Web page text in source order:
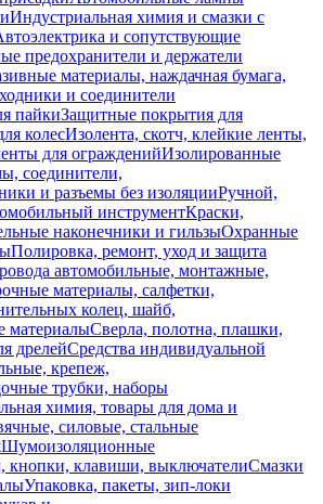
Индустриальная химия и смазки с
и сопутствующие
предохранители и держатели
материалы, наждачная бумага,
и соединители
пайкиЗащитные покрытия для
колесИзолента, скотч, клейкие ленты,
для огражденийИзолированные
соединители,
и разъемы без изоляцииРучной,
инструментКраски,
наконечники и гильзыОхранные
Полировка, ремонт, уход и защита
автомобильные, монтажные,
материалы, салфетки,
колец, шайб,
материалыСверла, полотна, плашки,
дрелейСредства индивидуальной
крепеж,
трубки, наборы
химия, товары для дома и
силовые, стальные
Шумоизоляционные
кнопки, клавиши, выключателиСмазки
Упаковка, пакеты, зип-локи